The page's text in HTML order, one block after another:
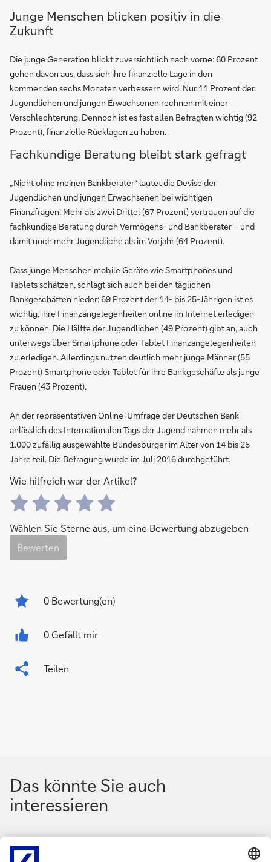
Junge Menschen blicken positiv in die
Zukunft
Die junge Generation blickt zuversichtlich nach vorne: 60 Prozent
gehen davon aus, dass sich ihre finanzielle Lage in den
kommenden sechs Monaten verbessern wird. Nur 11 Prozent der
Jugendlichen und jungen Erwachsenen rechnen mit einer
Verschlechterung. Dennoch ist es fast allen Befragten wichtig (92
Prozent), finanzielle Rücklagen zu haben.
Fachkundige Beratung bleibt stark gefragt
„Nicht ohne meinen Bankberater“ lautet die Devise der
Jugendlichen und jungen Erwachsenen bei wichtigen
Finanzfragen: Mehr als zwei Drittel (67 Prozent) vertrauen auf die
fachkundige Beratung durch Vermögens- und Bankberater – und
damit noch mehr Jugendliche als im Vorjahr (64 Prozent).
Dass junge Menschen mobile Geräte wie Smartphones und
Tablets schätzen, schlägt sich auch bei den täglichen
Bankgeschäften nieder: 69 Prozent der 14- bis 25-Jährigen ist es
wichtig, ihre Finanzangelegenheiten online im Internet erledigen
zu können. Die Hälfte der Jugendlichen (49 Prozent) gibt an, auch
unterwegs über Smartphone oder Tablet Finanzangelegenheiten
zu erledigen. Allerdings nutzen deutlich mehr junge Männer (55
Prozent) Smartphone oder Tablet für ihre Bankgeschäfte als junge
Frauen (43 Prozent).
An der repräsentativen Online-Umfrage der Deutschen Bank
anlässlich des Internationalen Tags der Jugend nahmen mehr als
1.000 zufällig ausgewählte Bundesbürger im Alter von 14 bis 25
Jahre teil. Die Befragung wurde im Juli 2016 durchgeführt.
Wie hilfreich war der Artikel?
Wählen Sie Sterne aus, um eine Bewertung abzugeben
Bewerten
0 Bewertung(en)
0 Gefällt mir
Teilen
Das könnte Sie auch
interessieren
N
N